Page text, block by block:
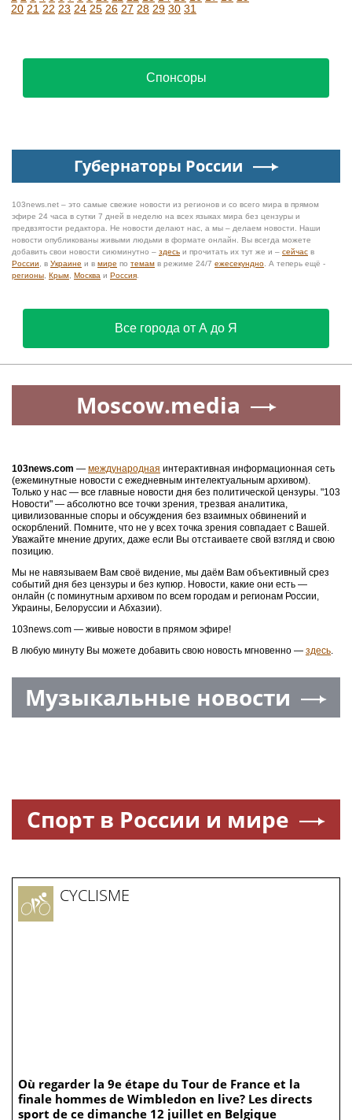
20 21 22 23 24 25 26 27 28 29 30 31
Спонсоры
Губернаторы России
103news.net – это самые свежие новости из регионов и со всего мира в прямом
эфире 24 часа в сутки 7 дней в неделю на всех языках мира без цензуры и
предвзятости редактора. Не новости делают нас, а мы – делаем новости. Наши
новости опубликованы живыми людьми в формате онлайн. Вы всегда можете
добавить свои новости сиюминутно – здесь и прочитать их тут же и – сейчас в
России , в Украине и в мире по темам в режиме 24/7 ежесекундно . А теперь ещё -
регионы Крым Москва и Россия
Все города от А до Я
Moscow.media
103news.com — международная интерактивная информационная сеть
(ежеминутные новости с ежедневным интелектуальным архивом).
Только у нас — все главные новости дня без политической цензуры. "103
Новости" — абсолютно все точки зрения, трезвая аналитика,
цивилизованные споры и обсуждения без взаимных обвинений и
оскорблений. Помните, что не у всех точка зрения совпадает с Вашей.
Уважайте мнение других, даже если Вы отстаиваете свой взгляд и свою
позицию.
Мы не навязываем Вам своё видение, мы даём Вам объективный срез
событий дня без цензуры и без купюр. Новости, какие они есть —
онлайн (с поминутным архивом по всем городам и регионам России,
Украины, Белоруссии и Абхазии).
103news.com — живые новости в прямом эфире!
В любую минуту Вы можете добавить свою новость мгновенно — здесь.
Музыкальные новости
Спорт в России и мире
Où regarder la 9e étape du Tour de France et la
finale hommes de Wimbledon en live? Les directs
sport de ce dimanche 12 juillet en Belgique
CYCLISME